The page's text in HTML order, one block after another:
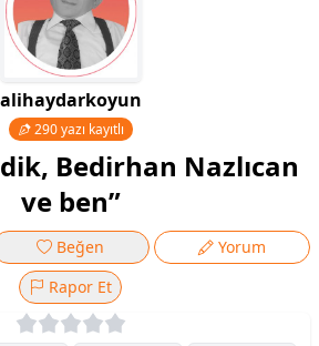
alihaydarkoyun
290 yazı kayıtlı
Bedirhan Nazlıcan
ve ben”
Beğen
Yorum
Rapor Et